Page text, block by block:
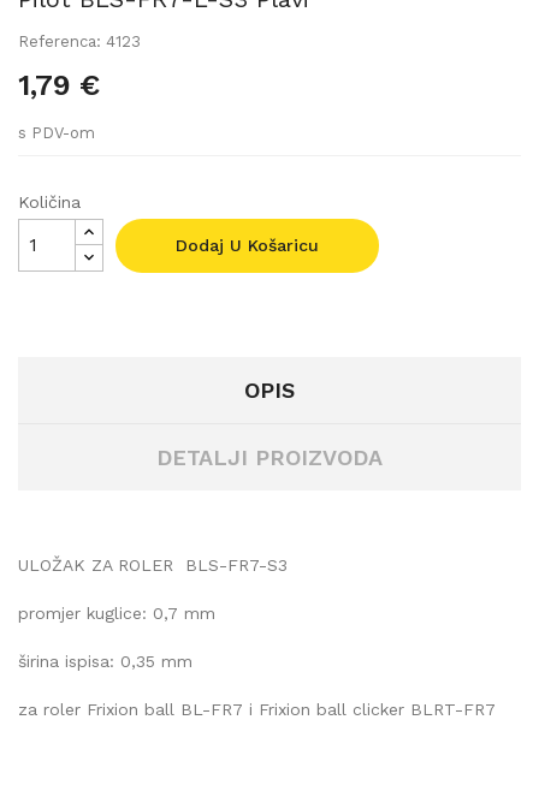
Referenca: 4123
1,79 €
s PDV-om
Količina
Dodaj U Košaricu
OPIS
DETALJI PROIZVODA
ULOŽAK ZA ROLER BLS-FR7-S3
promjer kuglice: 0,7 mm
širina ispisa: 0,35 mm
za roler Frixion ball BL-FR7 i Frixion ball clicker BLRT-FR7